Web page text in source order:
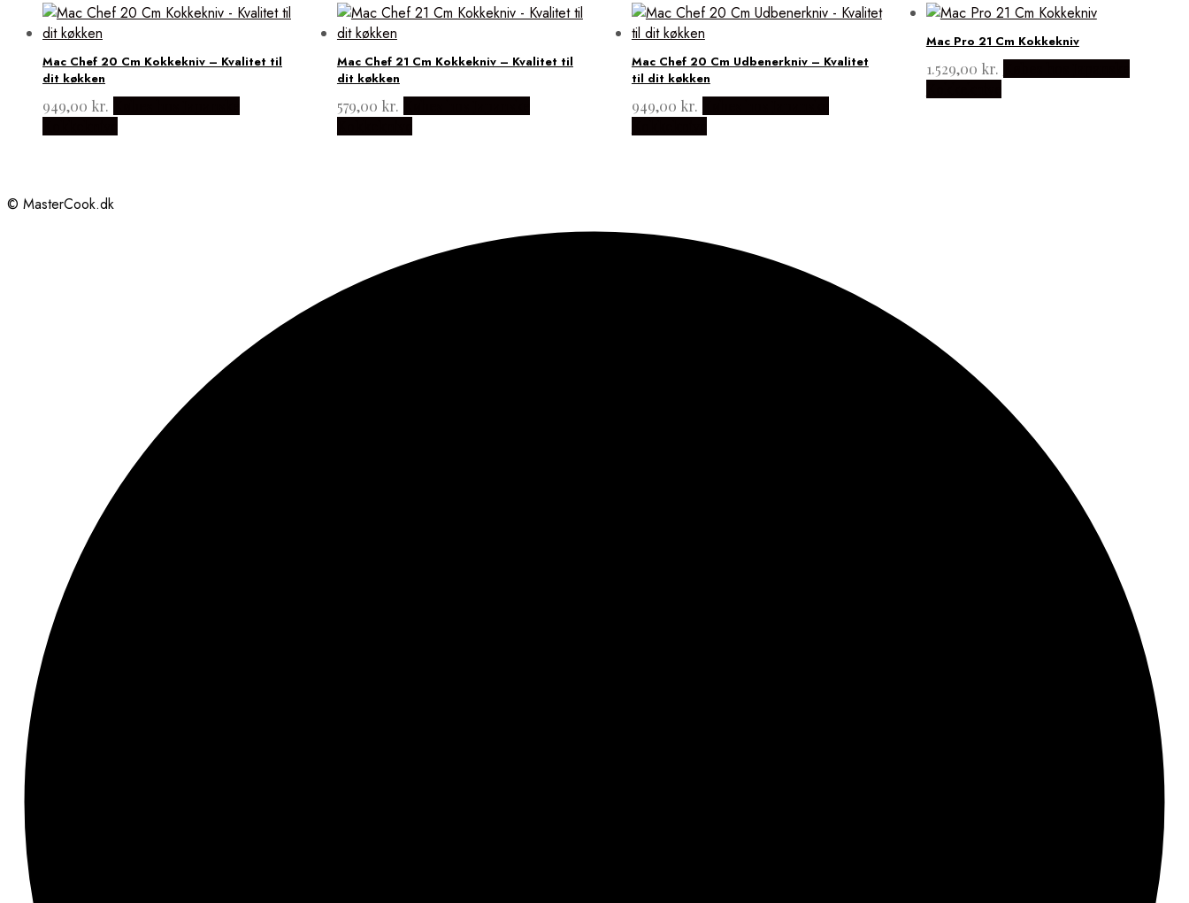
Mac Chef 20 Cm Kokkekniv – Kvalitet til
dit køkken
949,00 kr.
Mac Chef 21 Cm Kokkekniv – Kvalitet til
dit køkken
579,00 kr.
Mac Chef 20 Cm Udbenerkniv – Kvalitet
til dit køkken
949,00 kr.
Mac Pro 21 Cm Kokkekniv
1.529,00 kr.
© MasterCook.dk